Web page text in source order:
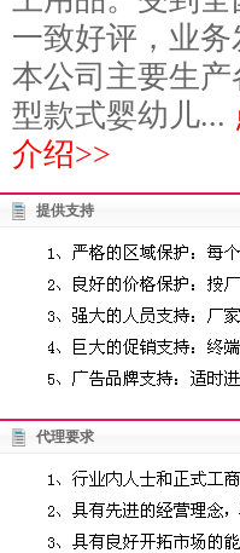
一致好评，业
本公司主要生
型款式婴幼儿...
介绍>>
提供支持
代理要求